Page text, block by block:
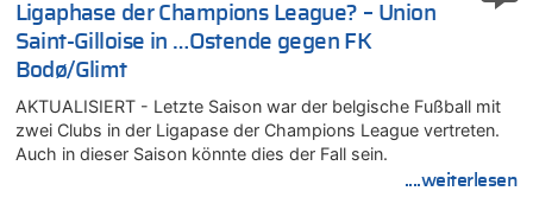
Ligaphase der Champions League? – Union
Saint-Gilloise in …Ostende gegen FK
Bodø/Glimt
AKTUALISIERT - Letzte Saison war der belgische Fußball mit
zwei Clubs in der Ligapase der Champions League vertreten.
Auch in dieser Saison könnte dies der Fall sein.
....weiterlesen